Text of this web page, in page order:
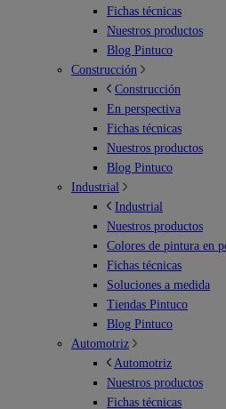
Fichas técnicas
Nuestros productos
Blog Pintuco
Construcción
Construcción
En perspectiva
Fichas técnicas
Nuestros productos
Blog Pintuco
Industrial
Industrial
Nuestros productos
Colores de pintura en
Fichas técnicas
Soluciones a medida
Tiendas Pintuco
Blog Pintuco
Automotriz
Automotriz
Nuestros productos
Fichas técnicas